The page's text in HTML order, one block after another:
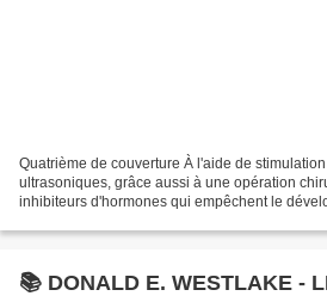
Quatrième de couverture À l'aide de
ultrasoniques, grâce aussi à une opération
inhibiteurs d'hormones qui empêchent le
📚 DONALD E. WESTLAKE -